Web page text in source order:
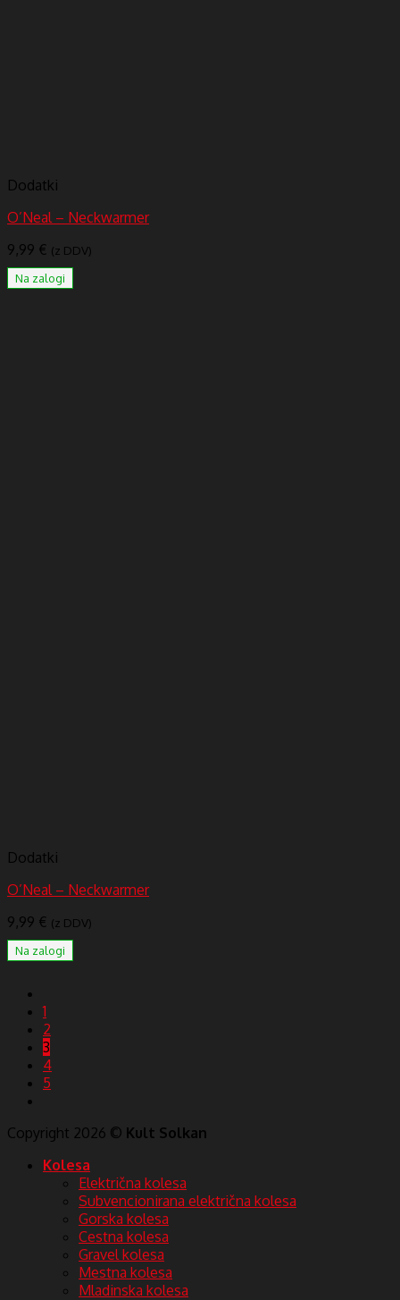
Dodatki
O’Neal – Neckwarmer
9,99 € (z DDV)
Na zalogi
Dodatki
O’Neal – Neckwarmer
9,99 € (z DDV)
Na zalogi
1
2
3
4
5
Copyright 2026 © Kult Solkan
Kolesa
Električna kolesa
Subvencionirana električna kolesa
Gorska kolesa
Cestna kolesa
Gravel kolesa
Mestna kolesa
Mladinska kolesa